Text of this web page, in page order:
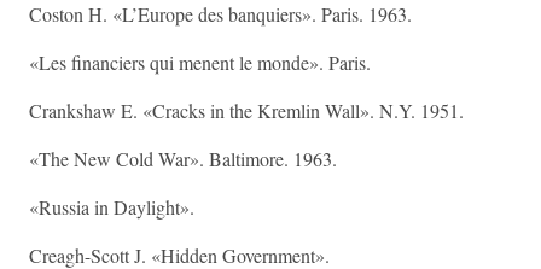
Coston H. «L’Europe des banquiers». Paris. 1963.
«Les financiers qui menent le monde». Paris.
Crankshaw E. «Cracks in the Kremlin Wall». N.Y. 1951.
«The New Cold War». Baltimore. 1963.
«Russia in Daylight».
Creagh-Scott J. «Hidden Government».